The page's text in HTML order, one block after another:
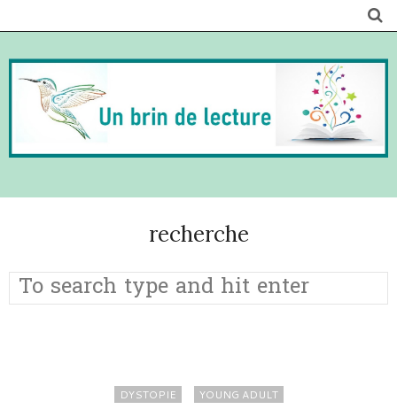
recherche
DYSTOPIE YOUNG ADULT